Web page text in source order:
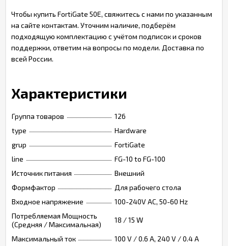
Чтобы купить FortiGate 50E, свяжитесь с нами по указанным
на сайте контактам. Уточним наличие, подберём
подходящую комплектацию с учётом подписок и сроков
поддержки, ответим на вопросы по модели. Доставка по
всей России.
Характеристики
Группа товаров
126
type
Hardware
grup
FortiGate
line
FG-10 to FG-100
Источник питания
Внешний
Формфактор
Для рабочего стола
Входное напряжение
100-240V AC, 50-60 Hz
Потребляемая Мощность
(Средняя / Максимальная)
18 / 15 W
Максимальный ток
100 V / 0.6 A, 240 V / 0.4 A